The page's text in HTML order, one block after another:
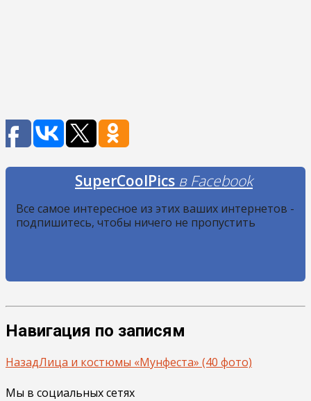
SuperCoolPics в Facebook
Все самое интересное из этих ваших интернетов -
подпишитесь, чтобы ничего не пропустить
Навигация по записям
НазадЛица и костюмы «Мунфеста» (40 фото)
Мы в социальных сетях